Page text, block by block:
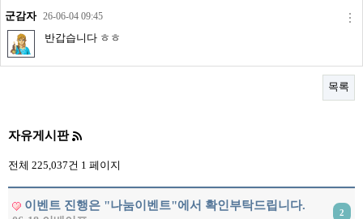
모더게시판
제휴업체
구매
거래후기
즐겨찾기
군감자 26-06-04 09:45
반갑습니다 ㅎㅎ
목록
자유게시판
전체 225,037건 1 페이지
이벤트 진행은 "나눔이벤트"에서 확인부탁드립니다.
2